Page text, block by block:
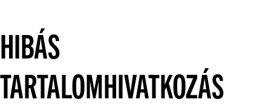
HIBÁS
TARTALOMHIVATKOZÁS